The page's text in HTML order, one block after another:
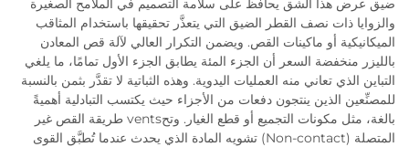
ضيق عرض هذا الشق يحافظ على سلامة التصميم في الملامح الصغيرة
والزوايا ذات نصف القطر الضيق التي يتعذَّر تحقيقها باستخدام المثاقب
الميكانيكية أو ماكينات القص. ويضمن التكرار العالي لآلة قص المعادن
بالليزر منخفضة السعر أن الجزء المئة يطابق الجزء الأول تمامًا، ما يلغي
التباين الذي تعاني منه العمليات اليدوية. وهذه الثباتية لا تقدَّر بثمن بالنسبة
للمصنِّعين الذين ينتجون دفعات من الأجزاء حيث يكتسب التبادلية أهميةً
بالغة، مثل مكونات التجميع أو قطع الغيار. وتحvents طريقة القص غير
المتصلة (Non-contact) تشويه المادة الذي يحدث عندما تُطبَّق القوى